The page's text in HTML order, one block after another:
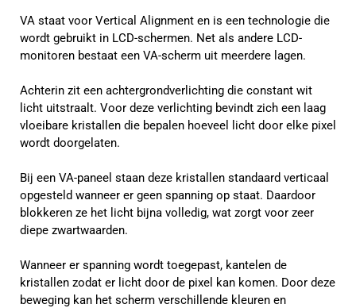
VA staat voor Vertical Alignment en is een technologie die
wordt gebruikt in LCD-schermen. Net als andere LCD-
monitoren bestaat een VA-scherm uit meerdere lagen.
Achterin zit een achtergrondverlichting die constant wit
licht uitstraalt. Voor deze verlichting bevindt zich een laag
vloeibare kristallen die bepalen hoeveel licht door elke pixel
wordt doorgelaten.
Bij een VA-paneel staan deze kristallen standaard verticaal
opgesteld wanneer er geen spanning op staat. Daardoor
blokkeren ze het licht bijna volledig, wat zorgt voor zeer
diepe zwartwaarden.
Wanneer er spanning wordt toegepast, kantelen de
kristallen zodat er licht door de pixel kan komen. Door deze
beweging kan het scherm verschillende kleuren en